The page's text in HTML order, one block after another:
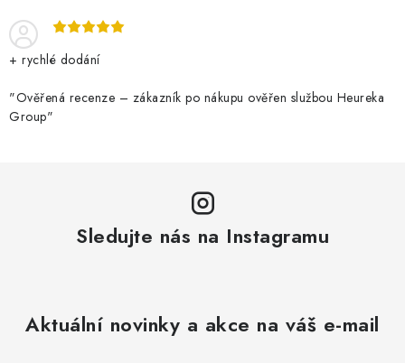
p
r
k
y
+ rychlé dodání
"Ověřená recenze – zákazník po nákupu ověřen službou Heureka
Group"
Sledujte nás na Instagramu
Aktuální novinky a akce na váš e-mail